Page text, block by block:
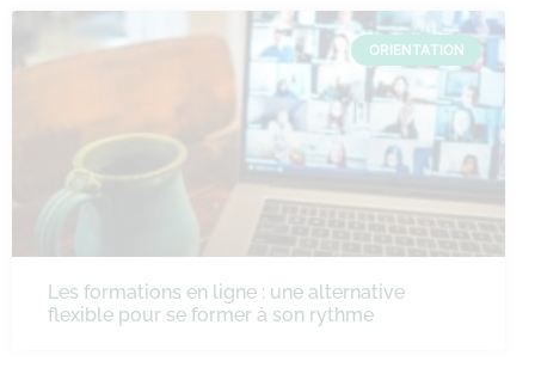
ORIENTATION
Les formations en ligne : une alternative
flexible pour se former à son rythme